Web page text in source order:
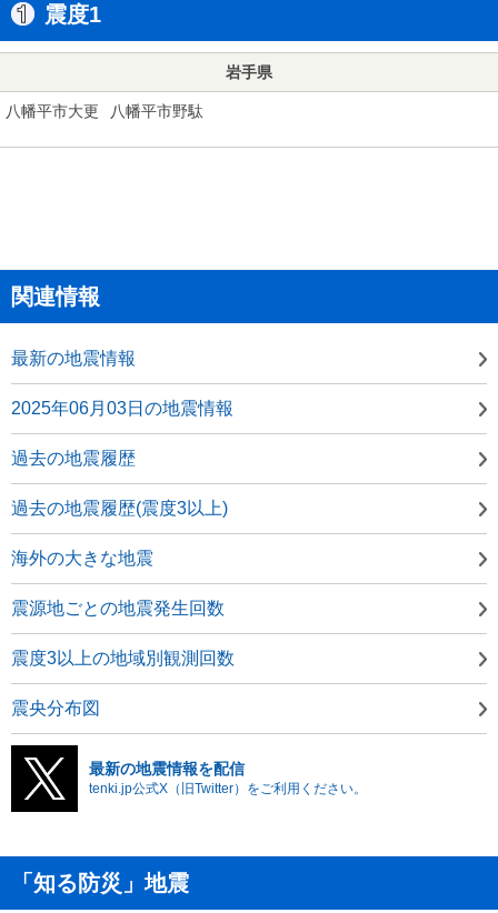
震度1
岩手県
八幡平市大更 八幡平市野駄
関連情報
最新の地震情報
2025年06月03日の地震情報
過去の地震履歴
過去の地震履歴(震度3以上)
海外の大きな地震
震源地ごとの地震発生回数
震度3以上の地域別観測回数
震央分布図
最新の地震情報を配信
tenki.jp公式X（旧Twitter）をご利用ください。
「知る防災」地震